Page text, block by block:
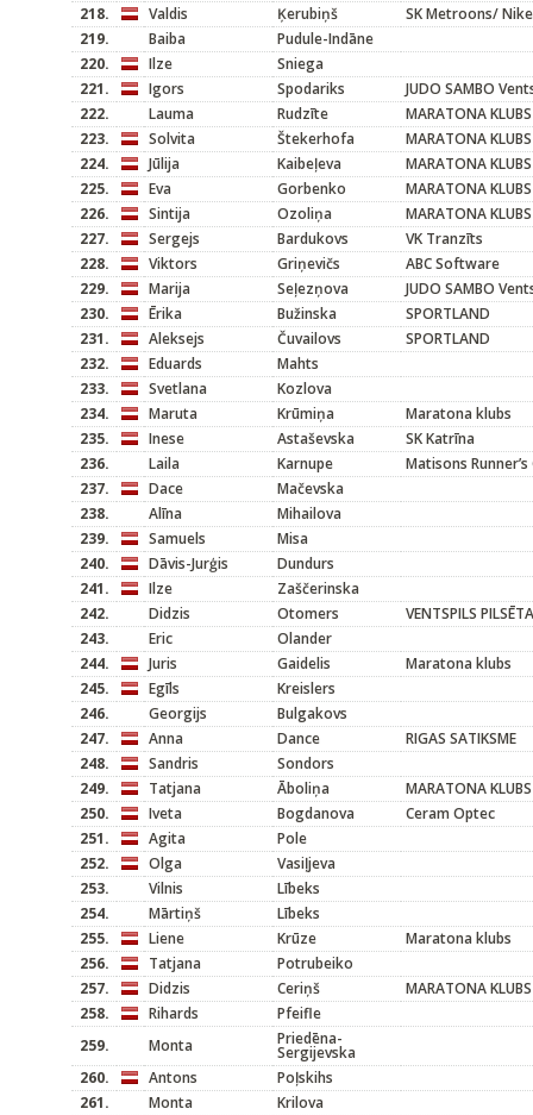
218.
Valdis Ķerubiņš
SK Metroons/ Nike
219.
Baiba
Pudule-Indāne
220.
Ilze
Sniega
221.
Igors Spodariks
JUDO SAMBO
222.
Lauma Rudzīte
MARATONA KLUBS
223.
Solvita Štekerhofa
MARATONA KLUBS
224.
Jūlija Kaibeļeva
MARATONA KLUBS
225.
Eva Gorbenko
MARATONA KLUBS
226.
Sintija Ozoliņa
MARATONA KLUBS
227.
Sergejs Bardukovs
VK Tranzīts
228.
Viktors Griņevičs
ABC Software
229.
Marija Seļezņova
JUDO SAMBO
230.
Ērika Bužinska
SPORTLAND
231.
Aleksejs Čuvailovs
SPORTLAND
232.
Eduards
Mahts
233.
Svetlana
Kozlova
234.
Maruta Krūmiņa
Maratona klubs
235.
Inese Astaševska
SK Katrīna
236.
Laila Karnupe
Matisons Runner’s
237.
Dace
Mačevska
238.
Alīna
Mihailova
239.
Samuels
Misa
240.
Dāvis-Jurģis
Dundurs
241.
Ilze
Zaščerinska
242.
Didzis Otomers
VENTSPILS
243.
Eric
Olander
244.
Juris Gaidelis
Maratona klubs
245.
Egīls
Kreislers
246.
Georgijs
Bulgakovs
247.
Anna Dance
RIGAS SATIKSME
248.
Sandris
Sondors
249.
Tatjana Āboliņa
MARATONA KLUBS
250.
Iveta Bogdanova
Ceram Optec
251.
Agita
Pole
252.
Olga
Vasiļjeva
253.
Vilnis
Lībeks
254.
Mārtiņš
Lībeks
255.
Liene Krūze
Maratona klubs
256.
Tatjana
Potrubeiko
257.
Didzis Ceriņš
MARATONA KLUBS
258.
Rihards
Pfeifle
259.
Monta Priedēna-
Sergijevska
260.
Antons
Poļskihs
261.
Monta
Krilova